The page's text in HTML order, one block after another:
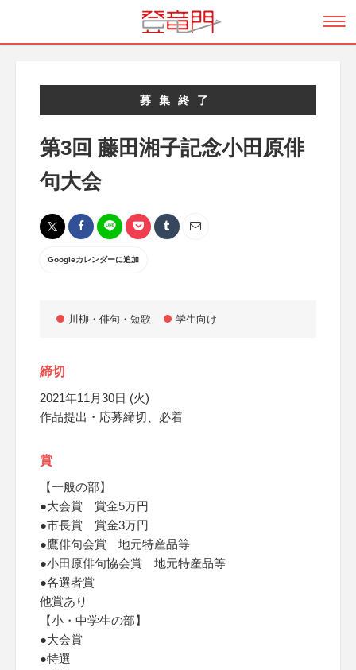
募集終了
第3回 藤田湘子記念小田原俳
句大会
Googleカレンダーに追加
川柳・俳句・短歌 学生向け
締切
2021年11月30日 (火)
作品提出・応募締切、必着
賞
【一般の部】
●大会賞 賞金5万円
●市長賞 賞金3万円
●鷹俳句会賞 地元特産品等
●小田原俳句協会賞 地元特産品等
●各選者賞
他賞あり
【小・中学生の部】
●大会賞
●特選